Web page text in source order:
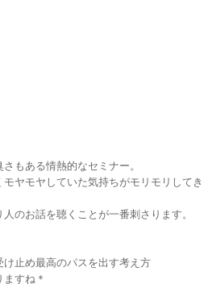
もある情熱的なセミナー。
ヤモヤしていた気持ちがモリモリしてき
のお話を聴くことが一番刺さります。
止め最高のパスを出す考え方
すね＊